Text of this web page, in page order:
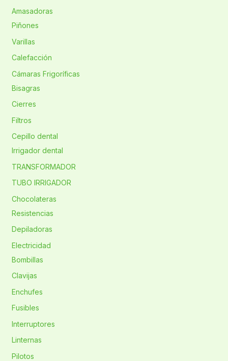
Amasadoras
Piñones
Varillas
Calefacción
Cámaras Frigoríficas
Bisagras
Cierres
Filtros
Cepillo dental
Irrigador dental
TRANSFORMADOR
TUBO IRRIGADOR
Chocolateras
Resistencias
Depiladoras
Electricidad
Bombillas
Clavijas
Enchufes
Fusibles
Interruptores
Linternas
Pilotos